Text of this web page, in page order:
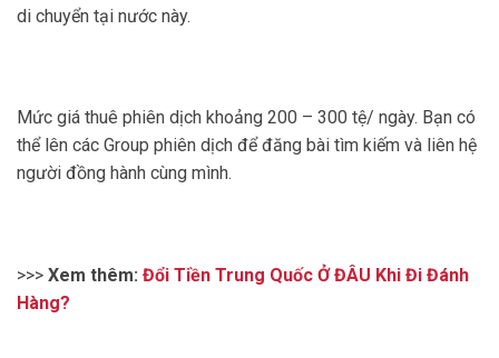
di chuyển tại nước này.
Mức giá thuê phiên dịch khoảng 200 – 300 tệ/ ngày. Bạn có
thể lên các Group phiên dịch để đăng bài tìm kiếm và liên hệ
người đồng hành cùng mình.
>>> Xem thêm: Đổi Tiền Trung Quốc Ở ĐÂU Khi Đi Đánh
Hàng?